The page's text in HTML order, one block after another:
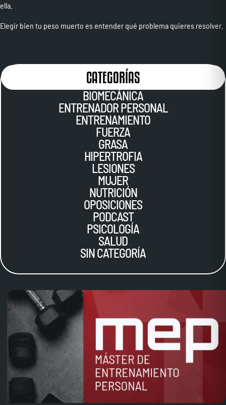
ella.
Elegir bien tu peso muerto es entender qué problema quieres resolver.
CATEGORÍAS
BIOMECÁNICA
ENTRENADOR PERSONAL
ENTRENAMIENTO
FUERZA
GRASA
HIPERTROFIA
LESIONES
MUJER
NUTRICIÓN
OPOSICIONES
PODCAST
PSICOLOGÍA
SALUD
SIN CATEGORÍA